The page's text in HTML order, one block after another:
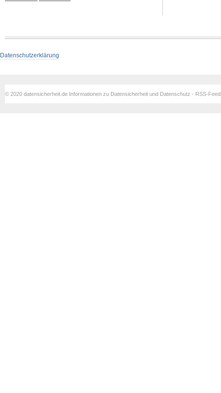
Datenschutzerklärung
© 2020 datensicherheit.de Informationen zu Datensicherheit und Datenschutz - RSS-